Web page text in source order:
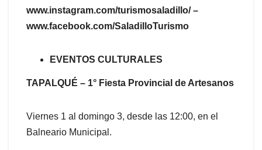
www.instagram.com/turismosaladillo/ –
www.facebook.com/SaladilloTurismo
EVENTOS CULTURALES
TAPALQUÉ – 1° Fiesta Provincial de Artesanos
Viernes 1 al domingo 3, desde las 12:00, en el
Balneario Municipal.